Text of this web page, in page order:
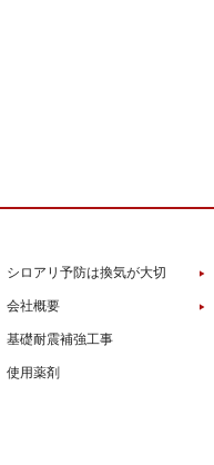
シロアリ予防は換気が大切
会社概要
基礎耐震補強工事
使用薬剤